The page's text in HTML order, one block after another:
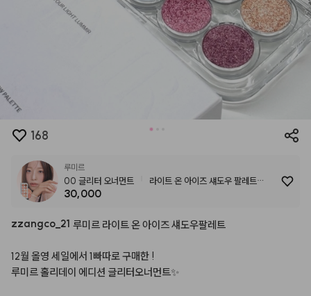
168
루미르
00 글리터 오너먼트
라이트 온 아이즈 섀도우 팔레트
(8colors)
30,000
zzangco 21 루미르 라이트온아이즈섀도우팔레트⠀
12월 올영 세일에서 1빠따로구매한 !
루미르홀리데이 에디션 글리터오너먼트✨